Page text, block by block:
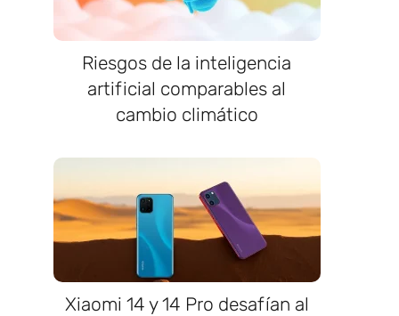
Riesgos de la inteligencia
artificial comparables al
cambio climático
Xiaomi 14 y 14 Pro desafían al